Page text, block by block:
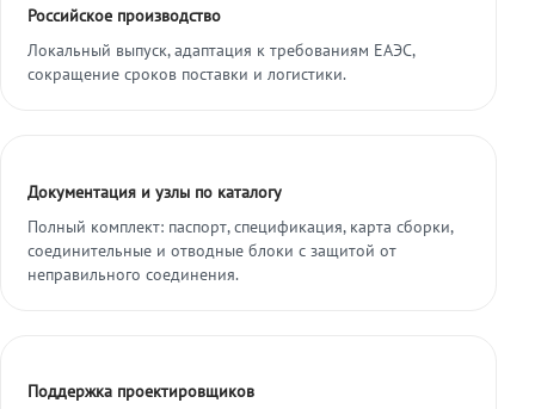
Российское производство
Локальный выпуск, адаптация к требованиям ЕАЭС,
сокращение сроков поставки и логистики.
Документация и узлы по каталогу
Полный комплект: паспорт, спецификация, карта сборки,
соединительные и отводные блоки с защитой от
неправильного соединения.
Поддержка проектировщиков